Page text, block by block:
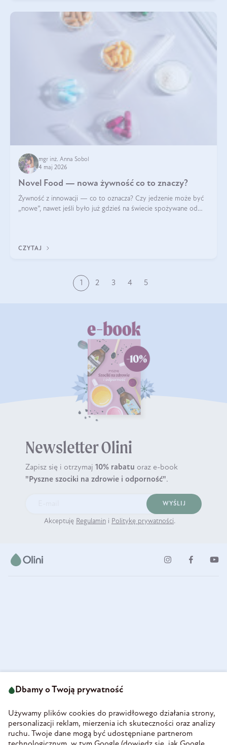
mgr inż. Anna Sobol
4 maj 2026
Novel Food — nowa żywność co to znaczy?
Żywność z innowacji — co to oznacza? Czy jedzenie może być
„nowe”, nawet jeśli było już gdzieś na świecie spożywane od
CZYTAJ
1 2 3 4 5
Newsletter Olini
Zapisz się i otrzymaj 10% rabatu oraz e-book
"Pyszne szociki na zdrowie i odporność".
WYŚLIJ
Akceptuję Regulamin i Politykę prywatności.
58-160 Świebodzice
REGON 890213034
INFORMACJE
Dbamy o Twoją prywatność
Używamy plików cookies do prawidłowego działania strony,
personalizacji reklam, mierzenia ich skuteczności oraz analizy
ruchu. Twoje dane mogą być udostępniane partnerom